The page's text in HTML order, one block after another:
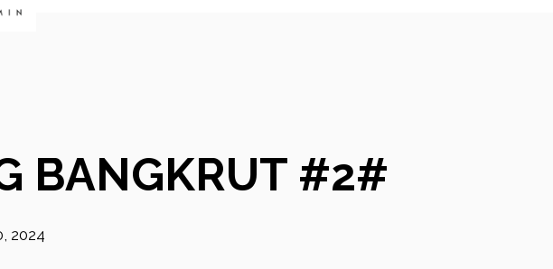
BANGKRUT #2#
2024